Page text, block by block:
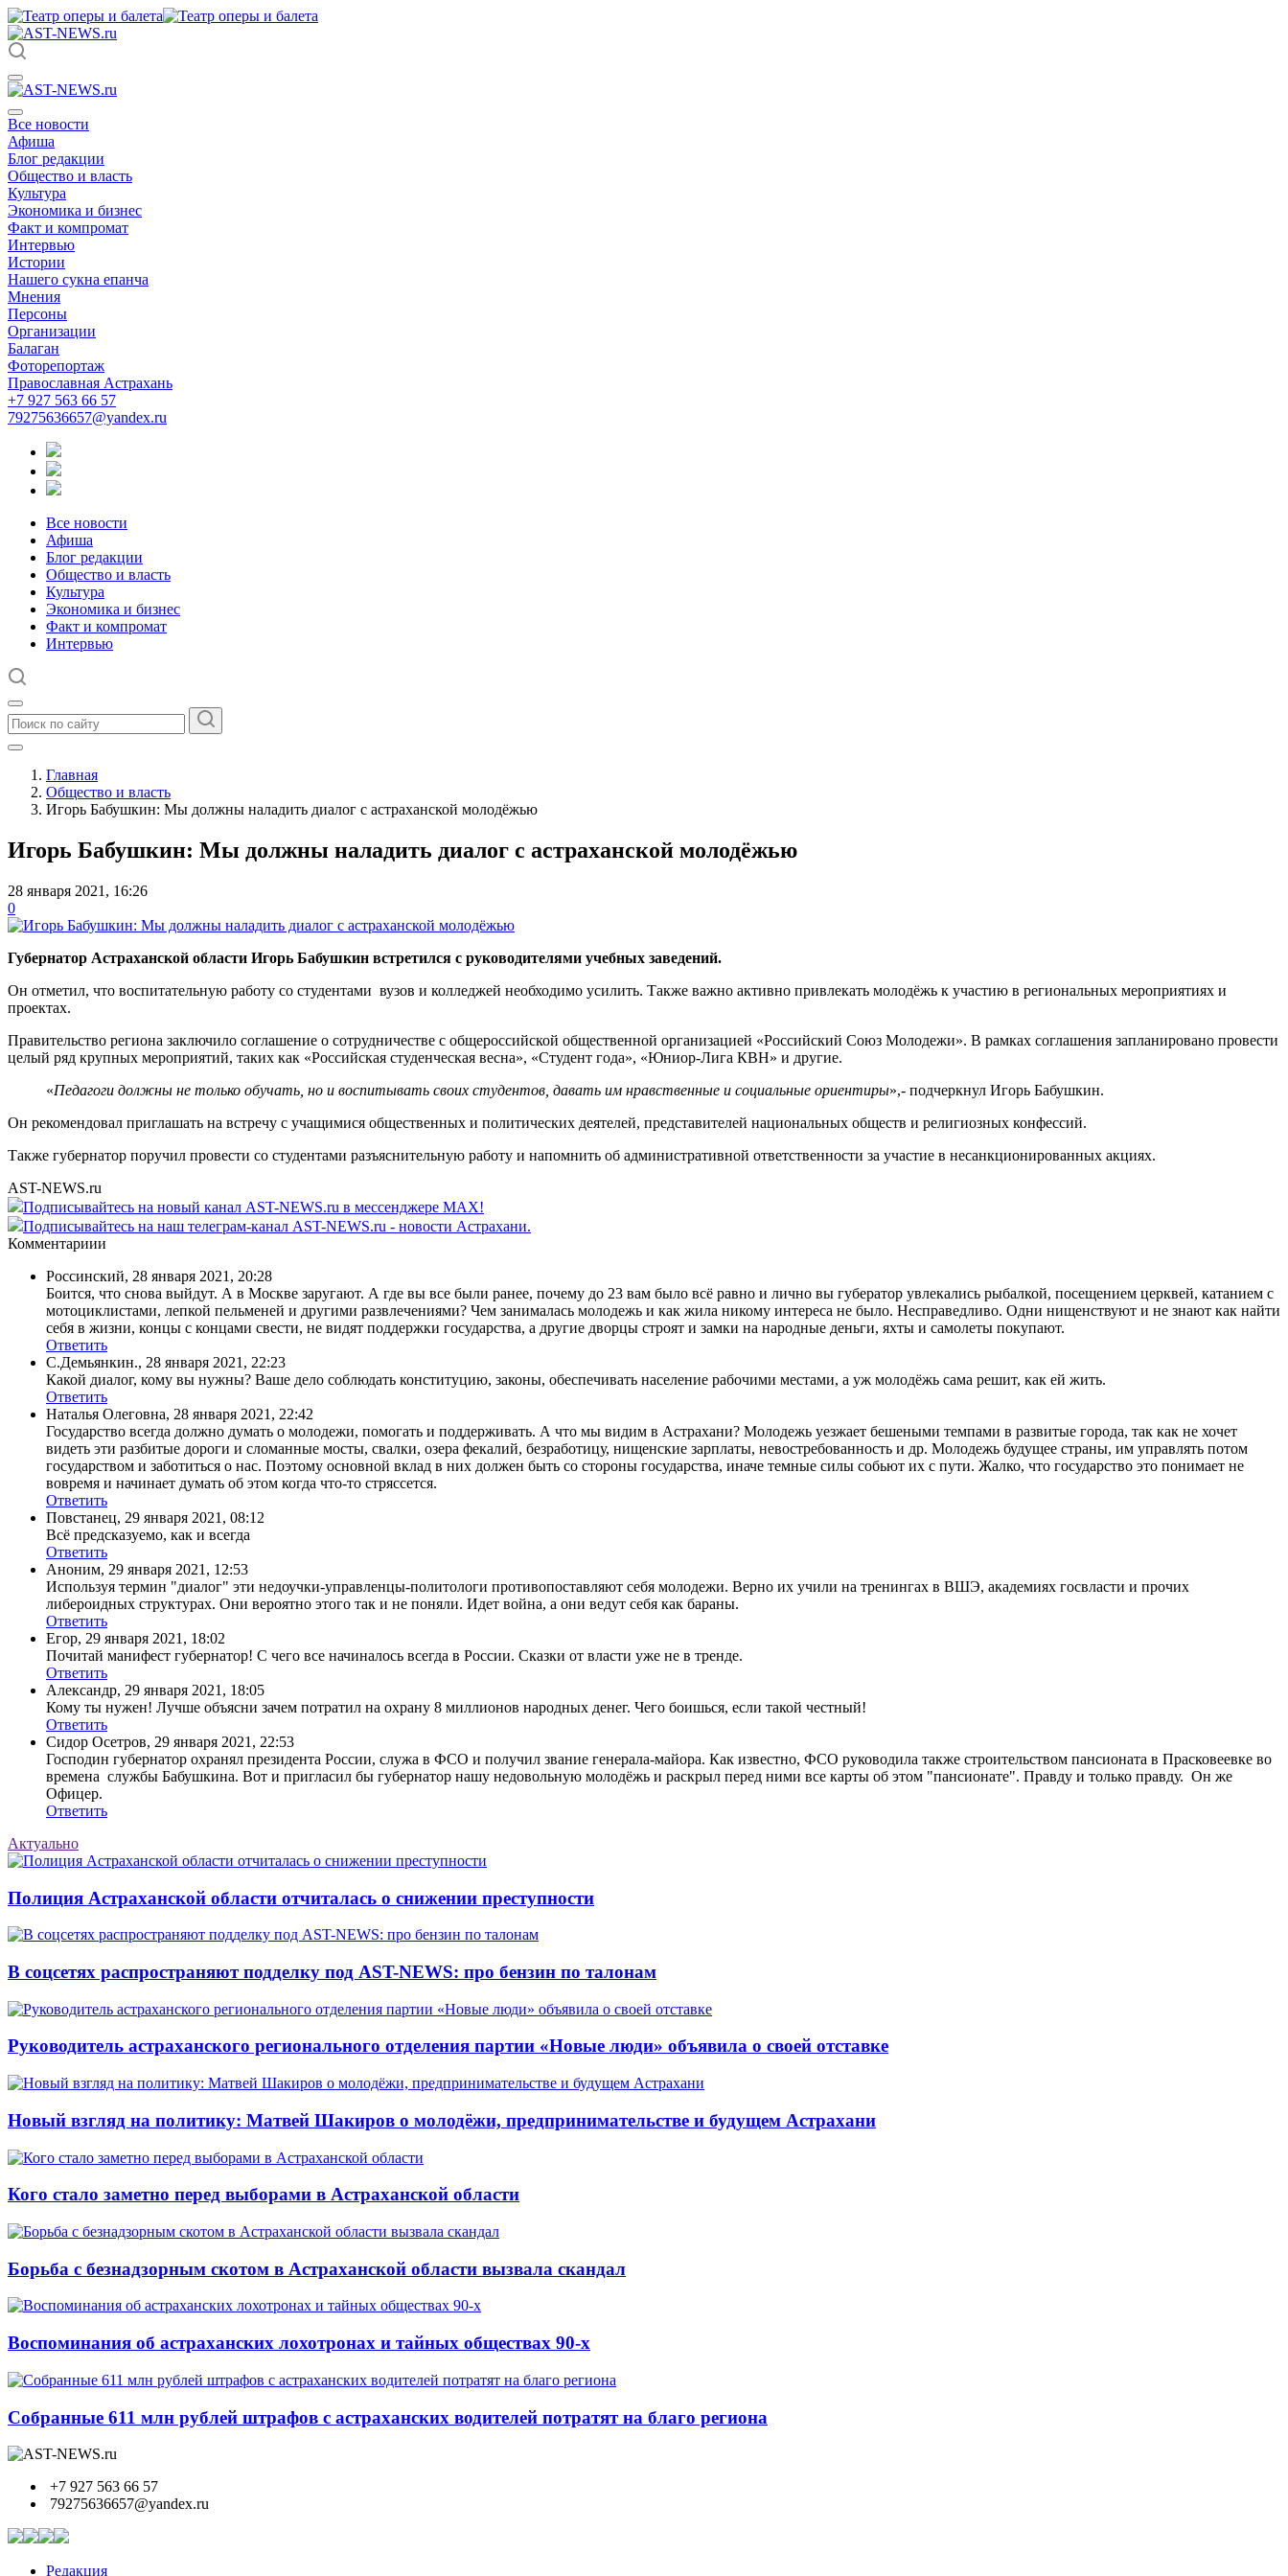
Все новости
Афиша
Блог редакции
Общество и власть
Культура
Экономика и бизнес
Факт и компромат
Интервью
Истории
Нашего сукна епанча
Мнения
Персоны
Организации
Балаган
Фоторепортаж
Православная Астрахань
+7 927 563 66 57
79275636657@yandex.ru
Все новости
Афиша
Блог редакции
Общество и власть
Культура
Экономика и бизнес
Факт и компромат
Интервью
Главная
Общество и власть
Игорь Бабушкин: Мы должны наладить диалог с астраханской молодёжью
Игорь Бабушкин: Мы должны наладить диалог с астраханской молодёжью
28 января 2021, 16:26
0
Губернатор Астраханской области Игорь Бабушкин встретился с руководителями учебных заведений.
Он отметил, что воспитательную работу со студентами вузов и колледжей необходимо усилить. Также важно активно привлекать молодёжь к участию в региональных мероприятиях и
проектах.
Правительство региона заключило соглашение о сотрудничестве с общероссийской общественной организацией «Российский Союз Молодежи». В рамках соглашения запланировано провести
целый ряд крупных мероприятий, таких как «Российская студенческая весна», «Студент года», «Юниор-Лига КВН» и другие.
«Педагоги должны не только обучать, но и воспитывать своих студентов, давать им нравственные и социальные ориентиры»,- подчеркнул Игорь Бабушкин.
Он рекомендовал приглашать на встречу с учащимися общественных и политических деятелей, представителей национальных обществ и религиозных конфессий.
Также губернатор поручил провести со студентами разъяснительную работу и напомнить об административной ответственности за участие в несанкционированных акциях.
AST-NEWS.ru
Подписывайтесь на новый канал AST-NEWS.ru в мессенджере MAX!
Подписывайтесь на наш телеграм-канал AST-NEWS.ru - новости Астрахани.
Комментариии
Россинский, 28 января 2021, 20:28
Боится, что снова выйдут. А в Москве заругают. А где вы все были ранее, почему до 23 вам было всё равно и лично вы губератор увлекались рыбалкой, посещением церквей, катанием с
мотоциклистами, лепкой пельменей и другими развлечениями? Чем занималась молодежь и как жила никому интереса не было. Несправедливо. Одни нищенствуют и не знают как найти
себя в жизни, концы с концами свести, не видят поддержки государства, а другие дворцы строят и замки на народные деньги, яхты и самолеты покупают.
Ответить
С.Демьянкин., 28 января 2021, 22:23
Какой диалог, кому вы нужны? Ваше дело соблюдать конституцию, законы, обеспечивать население рабочими местами, а уж молодёжь сама решит, как ей жить.
Ответить
Наталья Олеговна, 28 января 2021, 22:42
Государство всегда должно думать о молодежи, помогать и поддерживать. А что мы видим в Астрахани? Молодежь уезжает бешеными темпами в развитые города, так как не хочет
видеть эти разбитые дороги и сломанные мосты, свалки, озера фекалий, безработицу, нищенские зарплаты, невостребованность и др. Молодежь будущее страны, им управлять потом
государством и заботиться о нас. Поэтому основной вклад в них должен быть со стороны государства, иначе темные силы собьют их с пути. Жалко, что государство это понимает не
вовремя и начинает думать об этом когда что-то стряссется.
Ответить
Повстанец, 29 января 2021, 08:12
Всё предсказуемо, как и всегда
Ответить
Аноним, 29 января 2021, 12:53
Используя термин "диалог" эти недоучки-управленцы-политологи противопоставляют себя молодежи. Верно их учили на тренингах в ВШЭ, академиях госвласти и прочих
либероидных структурах. Они вероятно этого так и не поняли. Идет война, а они ведут себя как бараны.
Ответить
Егор, 29 января 2021, 18:02
Почитай манифест губернатор! С чего все начиналось всегда в России. Сказки от власти уже не в тренде.
Ответить
Александр, 29 января 2021, 18:05
Кому ты нужен! Лучше объясни зачем потратил на охрану 8 миллионов народных денег. Чего боишься, если такой честный!
Ответить
Сидор Осетров, 29 января 2021, 22:53
Господин губернатор охранял президента России, служа в ФСО и получил звание генерала-майора. Как известно, ФСО руководила также строительством пансионата в Прасковеевке во
времена службы Бабушкина. Вот и пригласил бы губернатор нашу недовольную молодёжь и раскрыл перед ними все карты об этом "пансионате". Правду и только правду. Он же
Офицер.
Ответить
Актуально
Полиция Астраханской области отчиталась о снижении преступности
В соцсетях распространяют подделку под AST-NEWS: про бензин по талонам
Руководитель астраханского регионального отделения партии «Новые люди» объявила о своей отставке
Новый взгляд на политику: Матвей Шакиров о молодёжи, предпринимательстве и будущем Астрахани
Кого стало заметно перед выборами в Астраханской области
Борьба с безнадзорным скотом в Астраханской области вызвала скандал
Воспоминания об астраханских лохотронах и тайных обществах 90-х
Собранные 611 млн рублей штрафов с астраханских водителей потратят на благо региона
+7 927 563 66 57
79275636657@yandex.ru
Редакция